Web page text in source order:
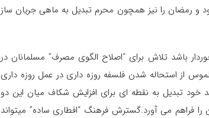
و رمضان را نیز همچون محرم تبدیل به ماهی جریان ساز
باشد تلاش برای “اصلاح الگوی مصرف” مسلمانان در
از استحاله شدن فلسفه روزه داری در عمل روزه داری
خود تبدیل به نقطه ای برای افزایش شکاف میان این دو
فراهم می آورد.گسترش فرهنگ “افطاری ساده” میتواند